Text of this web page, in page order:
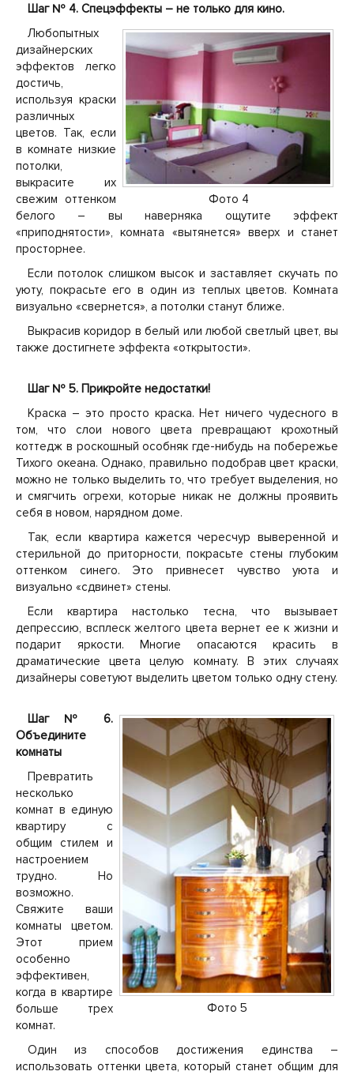
Шаг № 4. Спецэффекты – не только для кино.
Фото 4
Любопытных
дизайнерских
эффектов легко
достичь,
используя краски
различных
цветов. Так, если
в комнате низкие
потолки,
выкрасите их
свежим оттенком
белого – вы наверняка ощутите эффект
«приподнятости», комната «вытянется» вверх и станет
просторнее.
Если потолок слишком высок и заставляет скучать по
уюту, покрасьте его в один из теплых цветов. Комната
визуально «свернется», а потолки станут ближе.
Выкрасив коридор в белый или любой светлый цвет, вы
также достигнете эффекта «открытости».
Шаг № 5. Прикройте недостатки!
Краска – это просто краска. Нет ничего чудесного в
том, что слои нового цвета превращают крохотный
коттедж в роскошный особняк где-нибудь на побережье
Тихого океана. Однако, правильно подобрав цвет краски,
можно не только выделить то, что требует выделения, но
и смягчить огрехи, которые никак не должны проявить
себя в новом, нарядном доме.
Так, если квартира кажется чересчур выверенной и
стерильной до приторности, покрасьте стены глубоким
оттенком синего. Это привнесет чувство уюта и
визуально «сдвинет» стены.
Если квартира настолько тесна, что вызывает
депрессию, всплеск желтого цвета вернет ее к жизни и
подарит яркости. Многие опасаются красить в
драматические цвета целую комнату. В этих случаях
дизайнеры советуют выделить цветом только одну стену.
Фото 5
Шаг № 6.
Объедините
комнаты
Превратить
несколько
комнат в единую
квартиру с
общим стилем и
настроением
трудно. Но
возможно.
Свяжите ваши
комнаты цветом.
Этот прием
особенно
эффективен,
когда в квартире
больше трех
комнат.
Один из способов достижения единства –
использовать оттенки цвета, который станет общим для